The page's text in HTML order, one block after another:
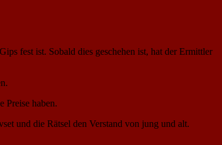
fest ist. Sobald dies geschehen ist, hat der Ermittler
Preise haben.
und die Rätsel den Verstand von jung und alt.